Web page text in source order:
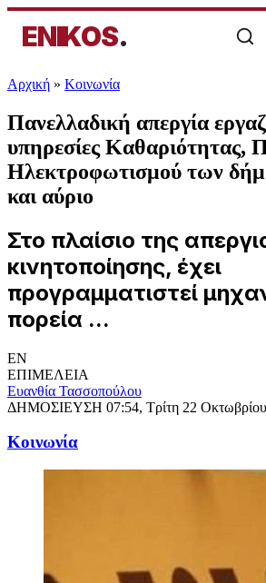
ENIKOS.
Αρχική » Κοινωνία
Πανελλαδική απεργία
υπηρεσίες Καθαριότητας,
Ηλεκτροφωτισμού των
και αύριο
Στο πλαίσιο της
κινητοποίησης, έχει
προγραμματιστεί
πορεία ...
EN
ΕΠΙΜΕΛΕΙΑ
Ευανθία Τασσοπούλου
ΔΗΜΟΣΙΕΥΣΗ 07:54, Τρίτη 22
Κοινωνία